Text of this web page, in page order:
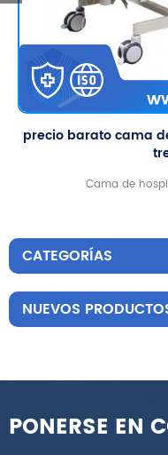
precio barato cama
Cama de
CATEGORÍAS
NUEVOS
PONERSE EN